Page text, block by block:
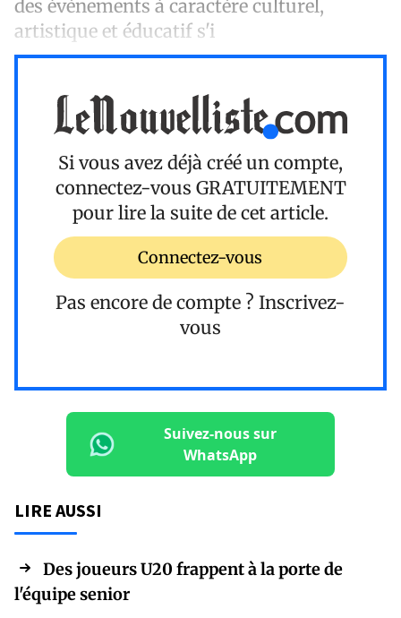
des évènements à caractère culturel,
artistique et éducatif s'i
Si vous avez déjà créé un compte,
connectez-vous GRATUITEMENT
pour lire la suite de cet article.
Connectez-vous
Pas encore de compte ? Inscrivez-
vous
Suivez-nous sur
WhatsApp
LIRE AUSSI
Des joueurs U20 frappent à la porte de
l'équipe senior